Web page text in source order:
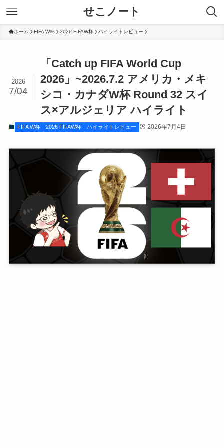
せこノート
ホーム FIFA W杯 2026 FIFAW杯 ハイライトレビュー
「Catch up FIFA World Cup
2026」~2026.7.2 アメリカ・メキ
シコ・カナダW杯 Round 32 スイ
ス×アルジェリア ハイライト
2026
7/04
FIFA W杯 2026 FIFAW杯 ハイライトレビュー 2026年7月4日